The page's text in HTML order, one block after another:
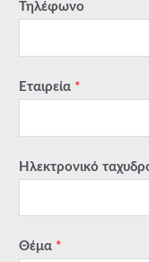
Τηλέφωνο
Εταιρεία *
Ηλεκτρονικό
Θέμα *